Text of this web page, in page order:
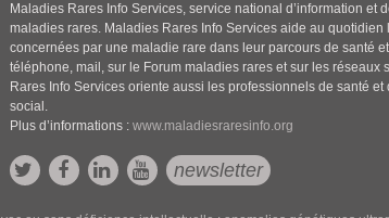
Maladies Rares Info Services, service national d’information et
maladies rares. Maladies Rares Info Services aide au quotidien
concernées par une maladie rare dans leur parcours de santé
téléphone, mail, sur le Forum maladies rares et sur les réseaux
Rares Info Services oriente aussi les professionnels de santé et
social.
Plus d’informations :www.maladiesraresinfo.org
newsletter